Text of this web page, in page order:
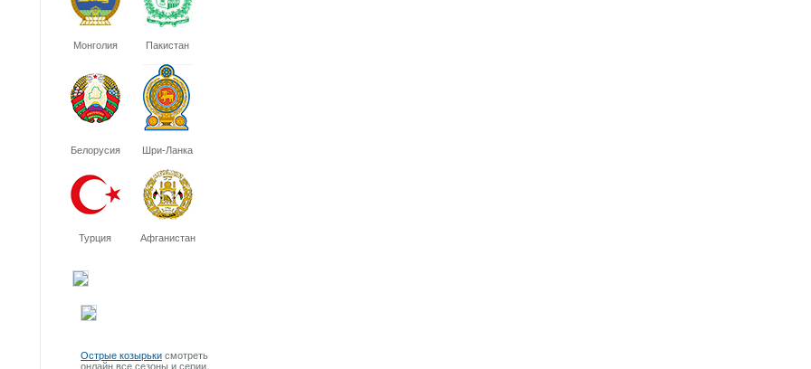
Монголия Пакистан
Белорусия Шри-Ланка
Турция Афганистан
Острые козырьки смотреть
онлайн все сезоны и серии.